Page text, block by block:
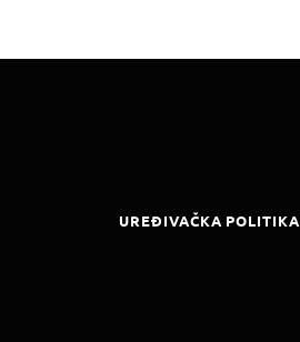
UREĐIVAČKA POLITIKA